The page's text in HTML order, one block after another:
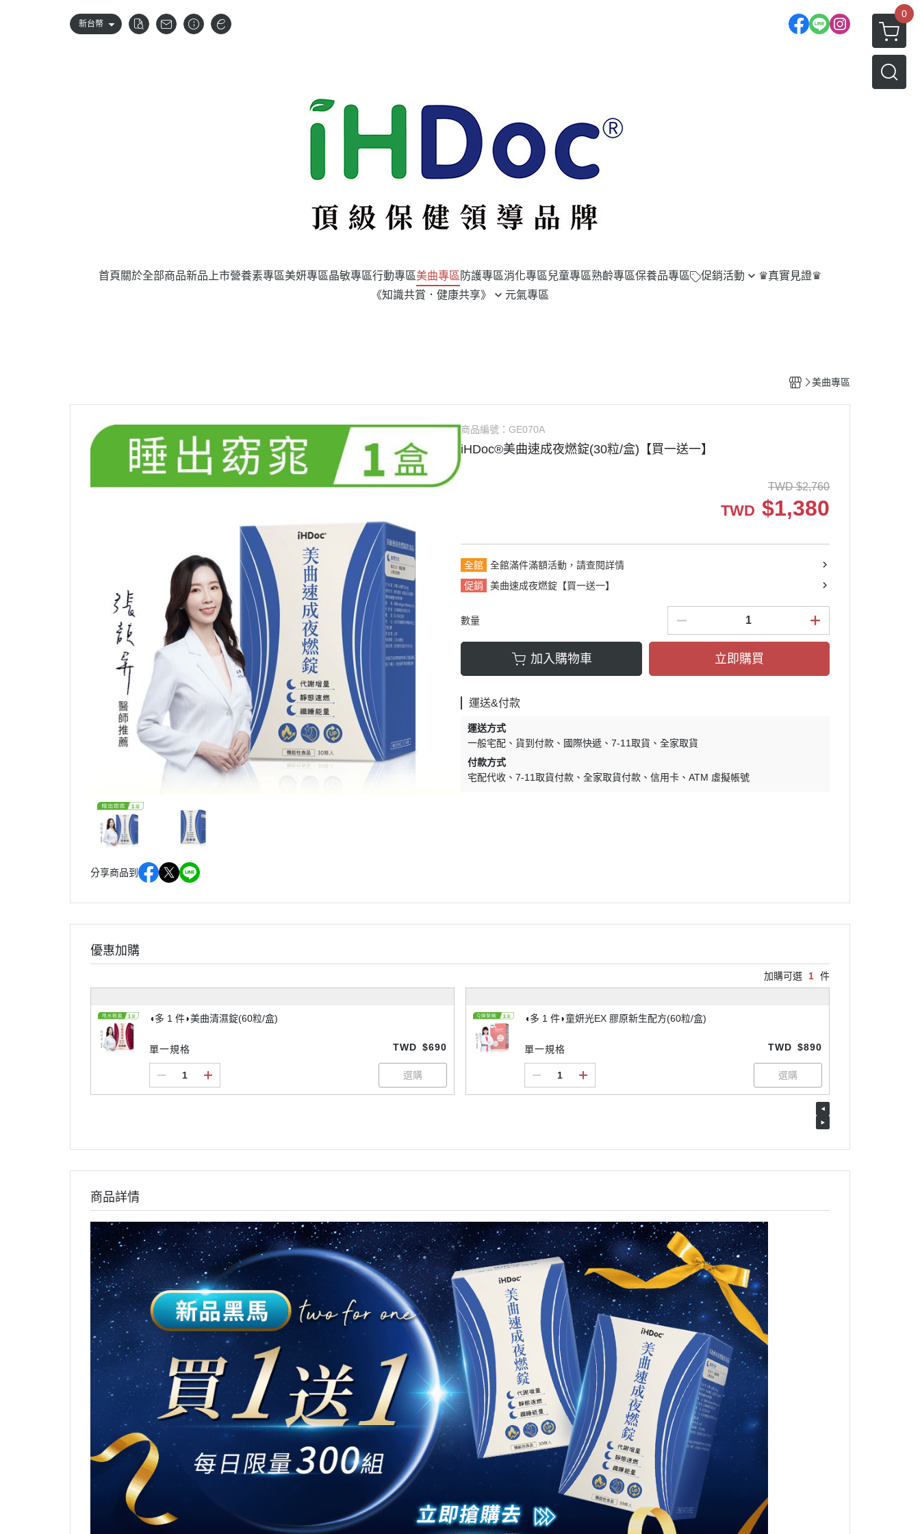
新台幣
0
首頁 關於全部商品新品上市營養素專區美妍專區晶敏專區行動專區美曲專區 防護專區消化專區 兒童專區熟齡專區保養品專區 促銷活動
組【共2,760元】贈~頂級兒童
DHA+葉黃素1盒
元】贈~超樂纖1盒
關捷步騰2盒*2組【共2,760元】
元】贈~漾芙蓉1盒
舒香眠(2盒組)*2組【共2,760
元】贈~舒香眠1盒
益兒舒(2盒組)*2組享9折優惠
悅智升(2瓶組)*2組【共2,760
速關捷(2盒組)*2組【共2,760
♛真實見證♛
《知識共賞．健康共享》
元氣專區
美曲專區
分享商品到
商品編號： GE070A
iHDoc®美曲速成夜燃錠(30粒/盒)【買一送一】
TWD $2,760
TWD $1,380
全館
全館滿件滿額活動，請查閱詳情
促銷
美曲速成夜燃錠【買一送一】
數量
加入購物車 立即購買
運送&付款
運送方式
一般宅配
貨到付款 國際快遞 7-11取貨
全家取貨
付款方式
宅配代收
7-11取貨付款 全家取貨付款 信用卡 ATM 虛擬帳號
優惠加購
加購可選 1 件
◖多 1 件◗美曲清濕錠(60粒/盒)
單一規格 TWD $690
◖多 1 件◗童妍光EX 膠原新生配方(60粒/盒)
單一規格 TWD $890
商品詳情